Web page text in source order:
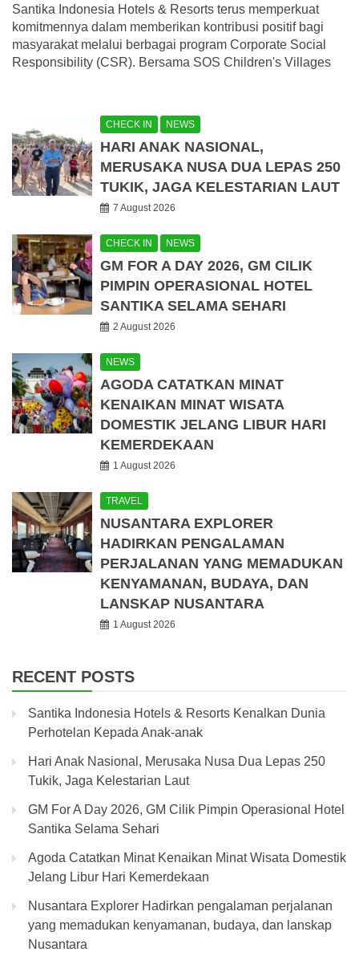
Santika Indonesia Hotels & Resorts terus memperkuat
komitmennya dalam memberikan kontribusi positif bagi
masyarakat melalui berbagai program Corporate Social
Responsibility (CSR). Bersama SOS Children's Villages
CHECK IN NEWS
HARI ANAK NASIONAL,
MERUSAKA NUSA DUA LEPAS 250
TUKIK, JAGA KELESTARIAN LAUT
7 August 2026
CHECK IN NEWS
GM FOR A DAY 2026, GM CILIK
PIMPIN OPERASIONAL HOTEL
SANTIKA SELAMA SEHARI
2 August 2026
NEWS
AGODA CATATKAN MINAT
KENAIKAN MINAT WISATA
DOMESTIK JELANG LIBUR HARI
KEMERDEKAAN
1 August 2026
TRAVEL
NUSANTARA EXPLORER
HADIRKAN PENGALAMAN
PERJALANAN YANG MEMADUKAN
KENYAMANAN, BUDAYA, DAN
LANSKAP NUSANTARA
1 August 2026
RECENT POSTS
Santika Indonesia Hotels & Resorts Kenalkan Dunia
Perhotelan Kepada Anak-anak
Hari Anak Nasional, Merusaka Nusa Dua Lepas 250
Tukik, Jaga Kelestarian Laut
GM For A Day 2026, GM Cilik Pimpin Operasional Hotel
Santika Selama Sehari
Agoda Catatkan Minat Kenaikan Minat Wisata Domestik
Jelang Libur Hari Kemerdekaan
Nusantara Explorer Hadirkan pengalaman perjalanan
yang memadukan kenyamanan, budaya, dan lanskap
Nusantara